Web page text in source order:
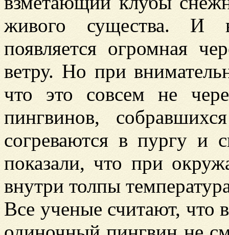
живого существа. И
появляется огромная
ветру. Но при
что это совсем не
пингвинов,
согреваются в пургу и
показали, что при
внутри толпы
Все ученые считают, что